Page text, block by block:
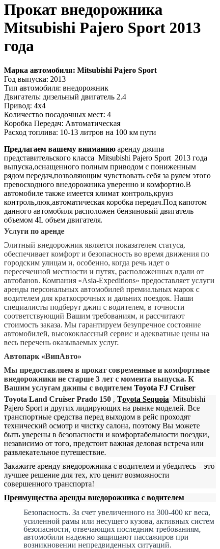
Прокат внедорожника
Mitsubishi Pajero Sport 2013
года
Марка автомобиля: Mitsubishi Pajero Sport
Год выпуска: 2013
Тип автомобиля: внедорожник
Двигатель: дизельный двигатель 2.4
Привод: 4x4
Количество посадочных мест: 4
Коробка Передач: Автоматическая
Расход топлива: 10-13 литров на 100 км пути
Предлагаем вашему вниманию аренду джипа
представительского класса Mitsubishi Pajero Sport 2013 года
выпуска,оснащенного полным приводом с пониженным
рядом передач,позволяющим чувствовать себя за рулем этого
превосходного внедорожника уверенно и комфортно.В
автомобиле также имеется климат контроль,круиз
контроль,люк,автоматическая коробка передач.Под капотом
данного автомобиля расположен бензиновый двигатель
объемом 4L объем двигателя.
Услуги по аренде
Элитный внедорожник является показателем статуса,
обеспечивает комфорт и безопасность во время движения по
городским улицам и, особенно, когда речь идет о
пересеченной местности и путях, расположенных вдали от
автобанов. Компания «Asia-Expeditions» предоставляет услуги
аренды персональных автомобилей премиальных марок с
водителем для краткосрочных и дальних поездок. Наши
специалисты подберут джип с водителем, в точности
соответствующий Вашим требованиям, и рассчитают
стоимость заказа. Мы гарантируем безупречное состояние
автомобилей, высококлассный сервис и адекватные цены на
весь перечень оказываемых услуг.
Автопарк «ВипАвто»
Мы предоставляем в прокат современные и комфортные
внедорожники не старше 3 лет с момента выпуска. К
Вашим услугам джипы с водителем Toyota FJ Cruiser
Toyota Land Cruiser Prado 150 , Toyota Sequoia Mitsubishi
Pajero Sport и других лидирующих на рынке моделей. Все
транспортные средства перед выходом в рейс проходят
технический осмотр и чистку салона, поэтому Вы можете
быть уверены в безопасности и комфортабельности поездки,
независимо от того, предстоит важная деловая встреча или
развлекательное путешествие.
Закажите аренду внедорожника с водителем и убедитесь – это
лучшее решение для тех, кто ценит возможности
совершенного транспорта!
Преимущества аренды внедорожника с водителем
Безопасность. За счет увеличенного на 300-400 кг веса,
усиленной рамы или несущего кузова, активных систем
безопасности, отвечающих последним требованиям,
автомобили надежно защищают пассажиров при
возникновении непредвиденных ситуаций.